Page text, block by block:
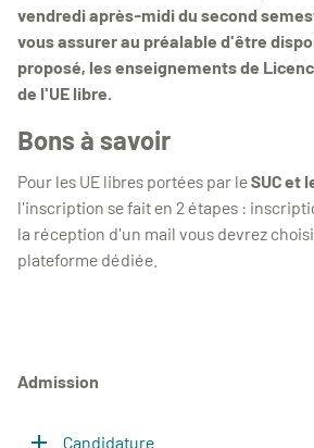
vendredi après-midi du second
vous assurer au préalable d'être
proposé, les enseignements de
de l'UE libre.
Bons à savoir
Pour les UE libres portées par leSUC et
l'inscription se fait en 2 étapes :
la réception d'un mail vous devrez
plateforme dédiée.
Admission
Candidature